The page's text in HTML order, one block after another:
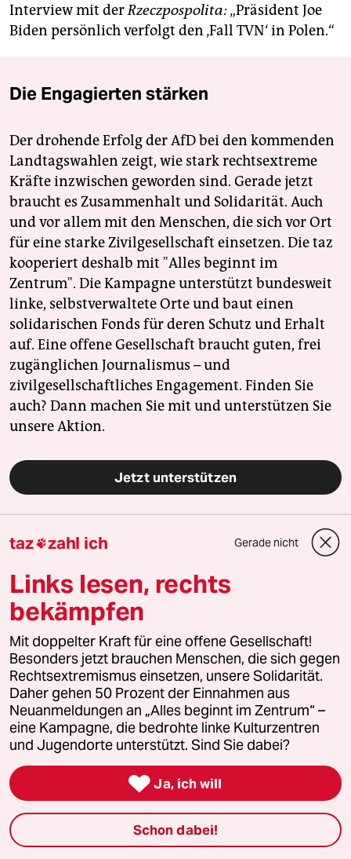
Interview mit derRzeczpospolita: „Präsident Joe
Biden persönlich verfolgt den ‚Fall TVN‘ in Polen.“
Die Engagierten stärken
Der drohende Erfolg der AfD bei den kommenden
Landtagswahlen zeigt, wie stark rechtsextreme
Kräfte inzwischen geworden sind. Gerade jetzt
braucht es Zusammenhalt und Solidarität. Auch
und vor allem mit den Menschen, die sich vor Ort
für eine starke Zivilgesellschaft einsetzen. Die taz
kooperiert deshalb mit "Alles beginnt im
Zentrum". Die Kampagne unterstützt bundesweit
linke, selbstverwaltete Orte und baut einen
solidarischen Fonds für deren Schutz und Erhalt
auf. Eine offene Gesellschaft braucht guten, frei
zugänglichen Journalismus – und
zivilgesellschaftliches Engagement. Finden Sie
auch? Dann machen Sie mit und unterstützen Sie
unsere Aktion.
Jetzt unterstützen
Themen
#Pressefreiheit
#Medienpolitik
#Medienregulierung
#Lesestück Recherche und Reportage
Feedback Kommentieren Fehlerhinweis
Diesen Artikel teilen
Mehr zum Thema
taz zahl ich Gerade nicht
Links lesen, rechts
bekämpfen
Mit doppelter Kraft für eine offene Gesellschaft!
Besonders jetzt brauchen Menschen, die sich gegen
Rechtsextremismus einsetzen, unsere Solidarität.
Daher gehen 50 Prozent der Einnahmen aus
Neuanmeldungen an „Alles beginnt im Zentrum“ –
eine Kampagne, die bedrohte linke Kulturzentren
und Jugendorte unterstützt. Sind Sie dabei?
 Ja, ich will
Schon dabei!